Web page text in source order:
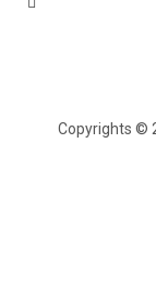
Copyrights ©